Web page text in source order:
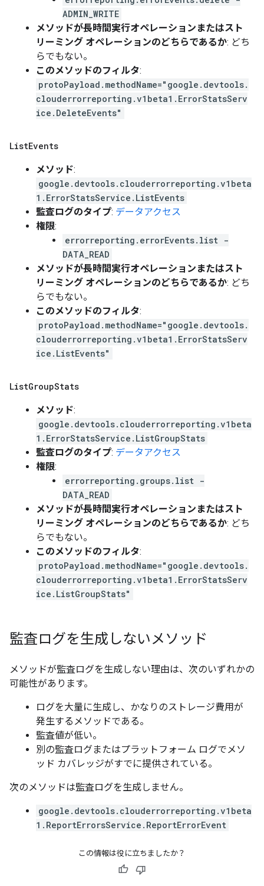
ADMIN_WRITE
メソッドが長時間実行オペレーションまたはスト
リーミング オペレーションのどちらであるか: どち
らでもない。
このメソッドのフィルタ:
protoPayload.methodName="google.devtools.
clouderrorreporting.v1beta1.ErrorStatsServ
ice.DeleteEvents"
ListEvents
メソッド:
google.devtools.clouderrorreporting.v1beta
1.ErrorStatsService.ListEvents
監査ログのタイプ: データアクセス
権限:
errorreporting.errorEvents.list -
DATA_READ
メソッドが長時間実行オペレーションまたはスト
リーミング オペレーションのどちらであるか: どち
らでもない。
このメソッドのフィルタ:
protoPayload.methodName="google.devtools.
clouderrorreporting.v1beta1.ErrorStatsServ
ice.ListEvents"
ListGroupStats
メソッド:
google.devtools.clouderrorreporting.v1beta
1.ErrorStatsService.ListGroupStats
監査ログのタイプ: データアクセス
権限:
errorreporting.groups.list -
DATA_READ
メソッドが長時間実行オペレーションまたはスト
リーミング オペレーションのどちらであるか: どち
らでもない。
このメソッドのフィルタ:
protoPayload.methodName="google.devtools.
clouderrorreporting.v1beta1.ErrorStatsServ
ice.ListGroupStats"
監査ログを生成しないメソッド
メソッドが監査ログを生成しない理由は、次のいずれかの
可能性があります。
ログを大量に生成し、かなりのストレージ費用が
発生するメソッドである。
監査値が低い。
別の監査ログまたはプラットフォーム ログでメソ
ッド カバレッジがすでに提供されている。
次のメソッドは監査ログを生成しません。
google.devtools.clouderrorreporting.v1beta
1.ReportErrorsService.ReportErrorEvent
この情報は役に立ちましたか？